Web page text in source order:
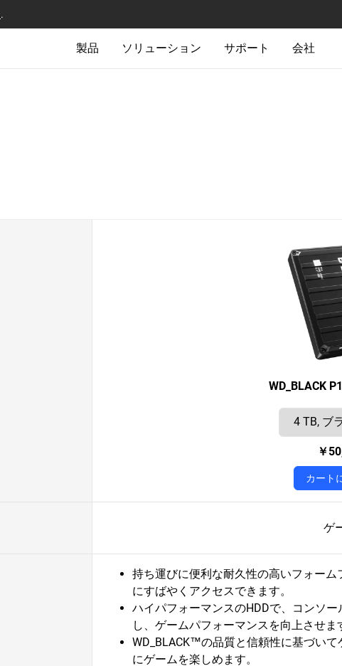
.
製品 ソリューション サポート 会社
WD_BLACK
￥
カート
ゲ
持ち運びに便利な耐久性の高いフォー
にすばやくアクセスできます。
ハイパフォーマンスのHDDで、コンソ
し、ゲームパフォーマンスを向上させま
WD_BLACK™の品質と信頼性に基づい
にゲームを楽しめます。